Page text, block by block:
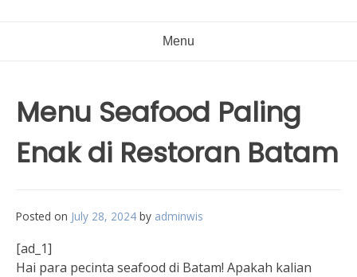
Menu
Menu Seafood Paling
Enak di Restoran Batam
Posted on July 28, 2024 by adminwis
[ad_1]
Hai para pecinta seafood di Batam! Apakah kalian